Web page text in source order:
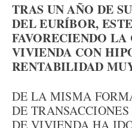
TRAS UN AÑO DE
DEL EURÍBOR,
FAVORECIENDO LA
VIVIENDA CON
RENTABILIDAD
DE LA MISMA
DE
DE VIVIENDA HA